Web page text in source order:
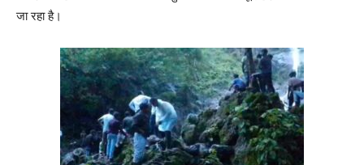
जा रहा है।